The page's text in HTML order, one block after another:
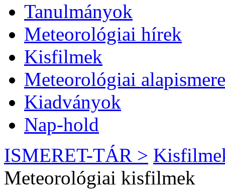
Tanulmányok
Meteorológiai hírek
Kisfilmek
Meteorológiai
Kiadványok
Nap-hold
ISMERET-TÁR >
Meteorológiai kisfilmek